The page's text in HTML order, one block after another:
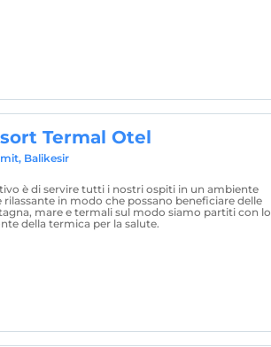
Termal Otel
Balikesir
è di servire tutti i nostri ospiti in un ambiente
in modo che possano beneficiare delle
mare e termali sul modo siamo partiti con lo
della termica per la salute.